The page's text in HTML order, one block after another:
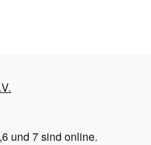
und 7 sind online.